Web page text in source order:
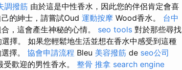
調撥筋 由於這是中性香水，因此您的伴侶肯定會喜
的紳士，請嘗試Oud 運動按摩 Wood香水。 台中
，這會產生神秘的心情。 seo tools 對於那些尋找
擇。 如果您輕鬆地生活並想在香水中感受到這種
擇。 協會申請流程 Bleu 美容撥筋 de seo公司
歡迎的男性香水。 整骨 推拿 search engine